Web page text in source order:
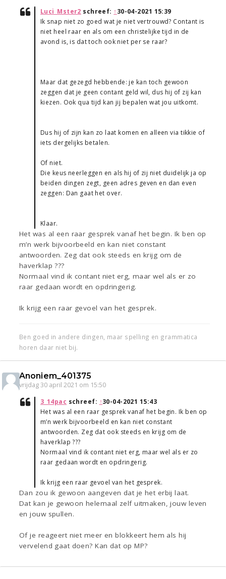
Luci_Mster2 schreef: ↑30-04-2021 15:39
Ik snap niet zo goed wat je niet vertrouwd? Contant is
niet heel raar en als om een christelijke tijd in de
avond is, is dat toch ook niet per se raar?
Maar dat gezegd hebbende: je kan toch gewoon
zeggen dat je geen contant geld wil, dus hij of zij kan
kiezen. Ook qua tijd kan jij bepalen wat jou uitkomt.
Dus hij of zijn kan zo laat komen en alleen via tikkie of
iets dergelijks betalen.
Of niet.
Die keus neerleggen en als hij of zij niet duidelijk ja op
beiden dingen zegt, geen adres geven en dan even
zeggen: Dan gaat het over.
Klaar.
Het was al een raar gesprek vanaf het begin. Ik ben op
m’n werk bijvoorbeeld en kan niet constant
antwoorden. Zeg dat ook steeds en krijg om de
haverklap ???
Normaal vind ik contant niet erg, maar wel als er zo
raar gedaan wordt en opdringerig.
Ik krijg een raar gevoel van het gesprek.
Ben goed in andere dingen, maar spelling en grammatica
horen daar niet bij.
Anoniem_401375
vrijdag 30 april 2021 om 15:50
3_14pac schreef: ↑30-04-2021 15:43
Het was al een raar gesprek vanaf het begin. Ik ben op
m’n werk bijvoorbeeld en kan niet constant
antwoorden. Zeg dat ook steeds en krijg om de
haverklap ???
Normaal vind ik contant niet erg, maar wel als er zo
raar gedaan wordt en opdringerig.
Ik krijg een raar gevoel van het gesprek.
Dan zou ik gewoon aangeven dat je het erbij laat.
Dat kan je gewoon helemaal zelf uitmaken, jouw leven
en jouw spullen.
Of je reageert niet meer en blokkeert hem als hij
vervelend gaat doen? Kan dat op MP?